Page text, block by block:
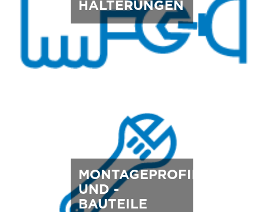
HALTERUNGEN
MONTAGEPROFILE
UND -
BAUTEILE